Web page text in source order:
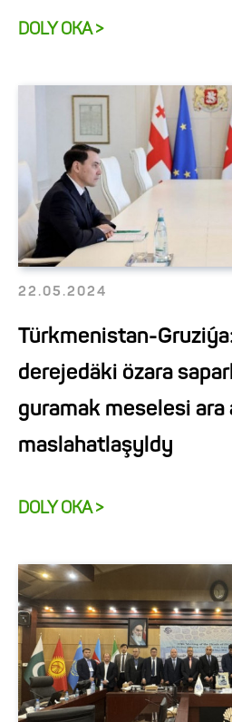
DOLY OKA >
22.05.2024
Türkmenistan-
derejedäki özara
guramak meselesi ara
maslahatlaşyldy
DOLY OKA >